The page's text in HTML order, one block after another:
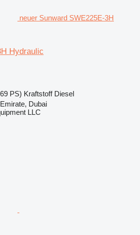
neuer Sunward SWE225E-3H
Hydraulic
PS) Kraftstoff Diesel
Dubai
LLC